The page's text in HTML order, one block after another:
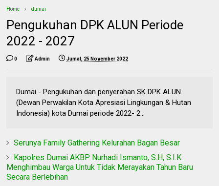
Home dumai
Pengukuhan DPK ALUN Periode
2022 - 2027
0 Admin Jumat, 25 November 2022
Dumai - Pengukuhan dan penyerahan SK DPK ALUN
(Dewan Perwakilan Kota Apresiasi Lingkungan & Hutan
Indonesia) kota Dumai periode 2022- 2...
Serunya Family Gathering Kelurahan Bagan Besar
Kapolres Dumai AKBP Nurhadi Ismanto, S.H, S.I.K
Menghimbau Warga Untuk Tidak Merayakan Tahun Baru
Secara Berlebihan